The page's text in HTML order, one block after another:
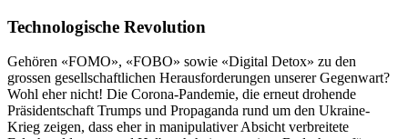
Technologische Revolution
Gehören «FOMO», «FOBO» sowie «Digital Detox» zu den
grossen gesellschaftlichen Herausforderungen unserer Gegenwart?
Wohl eher nicht! Die Corona-Pandemie, die erneut drohende
Präsidentschaft Trumps und Propaganda rund um den Ukraine-
Krieg zeigen, dass eher in manipulativer Absicht verbreitete